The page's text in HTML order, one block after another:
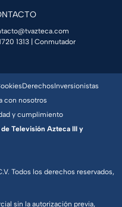
1313 | Conmutador
Todos los derechos reservados,
sin la autorización previa,
DerechosInversionistas
con nosotros
y cumplimiento
Televisión Azteca III y